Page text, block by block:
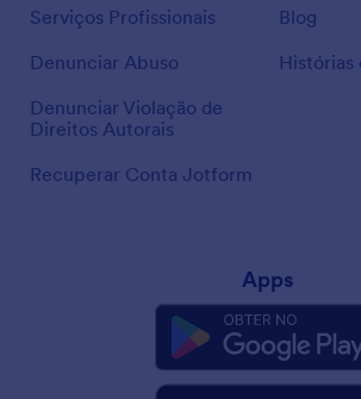
Serviços Profissionais
Denunciar Abuso
Denunciar Violação de
Direitos Autorais
Recuperar Conta Jotform
Blog
Histórias
Apps